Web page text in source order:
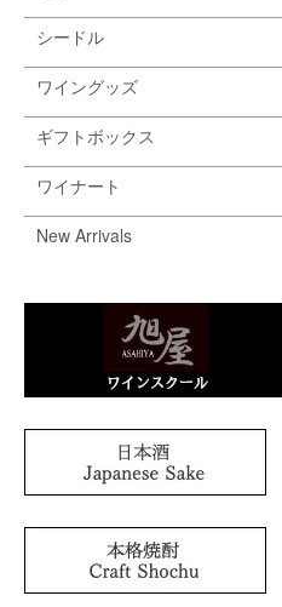
シードル
ワイングッズ
ギフトボックス
ワイナート
New Arrivals